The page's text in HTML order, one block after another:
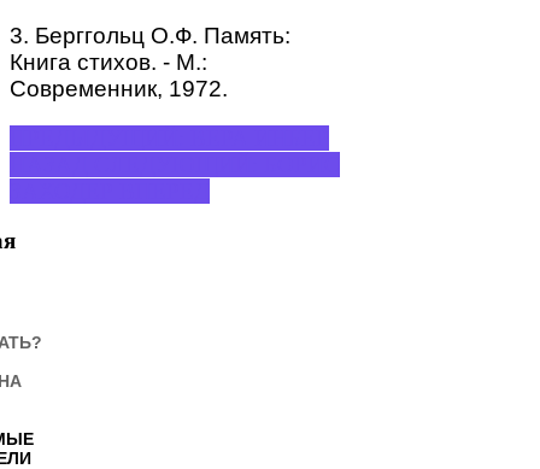
3. Берггольц О.Ф. Память:
Книга стихов. - М.:
Современник, 1972.